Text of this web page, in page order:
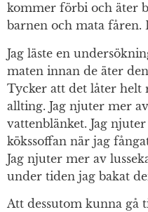
kommer förbi och äter
barnen och mata fåren.
Jag läste en
maten innan de äter
Tycker att det låter
allting. Jag njuter mer
vattenblänket. Jag
kökssoffan när jag
Jag njuter mer av
under tiden jag bakat
Att dessutom kunna gå